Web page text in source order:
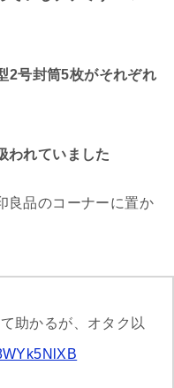
2号封筒5枚がそれぞれ
われていました
良品のコーナーに置か
助かるが、オタク以